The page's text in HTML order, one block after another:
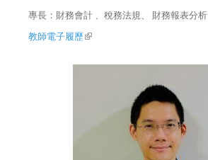
專長：財務會計 、稅務法規、 財務報表分析
教師電子履歷(link is external)